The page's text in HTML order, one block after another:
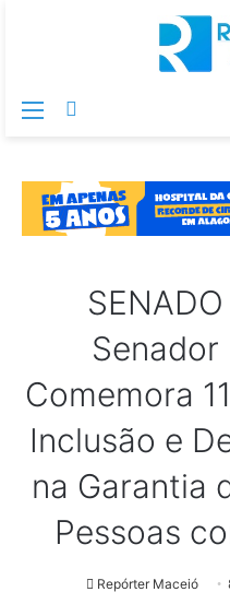
Menu
Senador
Comemora
Inclusão e
na Garantia
Pessoas
Repórter Maceió